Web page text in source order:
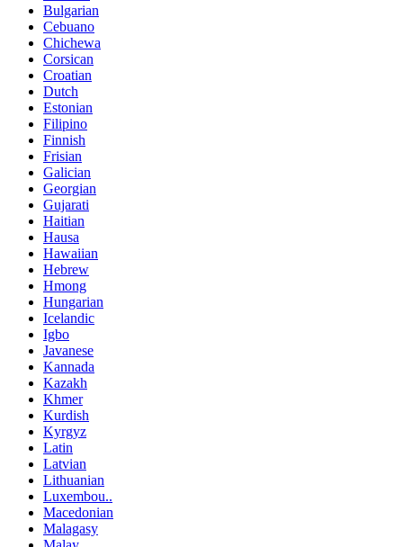
Bulgarian
Cebuano
Chichewa
Corsican
Croatian
Dutch
Estonian
Filipino
Finnish
Frisian
Galician
Georgian
Gujarati
Haitian
Hausa
Hawaiian
Hebrew
Hmong
Hungarian
Icelandic
Igbo
Javanese
Kannada
Kazakh
Khmer
Kurdish
Kyrgyz
Latin
Latvian
Lithuanian
Luxembou..
Macedonian
Malagasy